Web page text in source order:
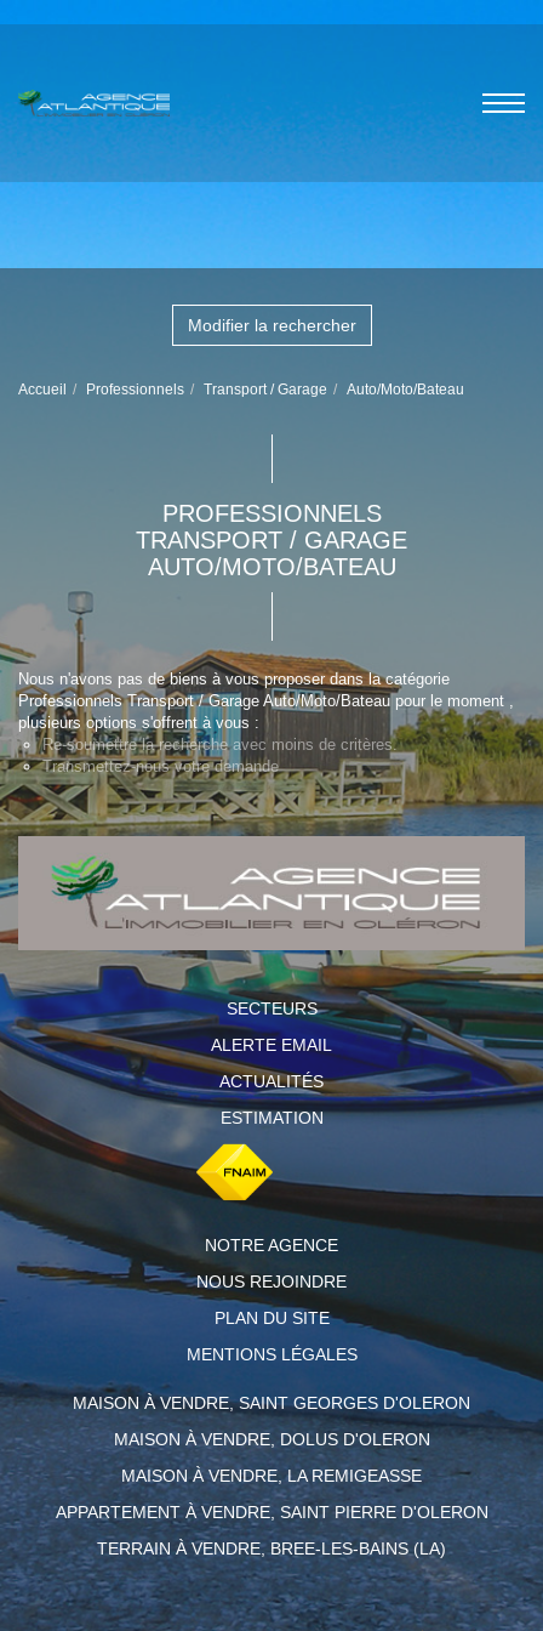
Modifier la rechercher
Accueil Professionnels Transport / Garage Auto/Moto/Bateau
PROFESSIONNELS
TRANSPORT / GARAGE
AUTO/MOTO/BATEAU
Nous n'avons pas de biens à vous proposer dans la catégorie
Professionnels Transport / Garage Auto/Moto/Bateau pour le moment ,
plusieurs options s'offrent à vous :
Re-soumettre la recherche avec moins de critères.
Transmettez-nous votre demande
SECTEURS
ALERTE EMAIL
ACTUALITÉS
ESTIMATION
NOTRE AGENCE
NOUS REJOINDRE
PLAN DU SITE
MENTIONS LÉGALES
MAISON À VENDRE, SAINT GEORGES D'OLERON
MAISON À VENDRE, DOLUS D'OLERON
MAISON À VENDRE, LA REMIGEASSE
APPARTEMENT À VENDRE, SAINT PIERRE D'OLERON
TERRAIN À VENDRE, BREE-LES-BAINS (LA)